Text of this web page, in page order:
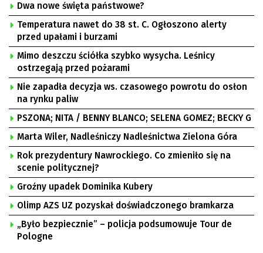
Dwa nowe święta państwowe?
Temperatura nawet do 38 st. C. Ogłoszono alerty
przed upałami i burzami
Mimo deszczu ściółka szybko wysycha. Leśnicy
ostrzegają przed pożarami
Nie zapadła decyzja ws. czasowego powrotu do osłon
na rynku paliw
PSZONA; NITA / BENNY BLANCO; SELENA GOMEZ; BECKY G
Marta Wiler, Nadleśniczy Nadleśnictwa Zielona Góra
Rok prezydentury Nawrockiego. Co zmieniło się na
scenie politycznej?
Groźny upadek Dominika Kubery
Olimp AZS UZ pozyskał doświadczonego bramkarza
„Było bezpiecznie” – policja podsumowuje Tour de
Pologne